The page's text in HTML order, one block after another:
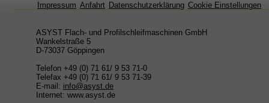
Impressum Anfahrt Datenschutzerklärung Cookie Einstellungen
ASYST Flach- und Profilschleifmaschinen GmbH
Wankelstraße 5
D-73037 Göppingen
Telefon +49 (0) 71 61/ 9 53 71-0
Telefax +49 (0) 71 61/ 9 53 71-39
E-mail: info@asyst.de
Internet: www.asyst.de